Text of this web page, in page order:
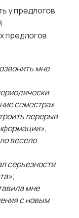
у предлогов,
предлогов.
мне
семестра»;
перерыв
;
весело
серьезности
;
мне
с новым